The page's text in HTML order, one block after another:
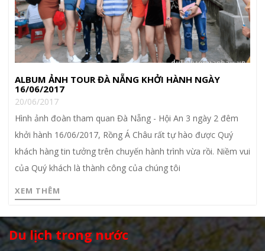
ALBUM ẢNH TOUR ĐÀ NẴNG KHỞI HÀNH NGÀY
16/06/2017
20/06/2017
Hình ảnh đoàn tham quan Đà Nẵng - Hội An 3 ngày 2 đêm
khởi hành 16/06/2017, Rồng Á Châu rất tự hào được Quý
khách hàng tin tưởng trên chuyến hành trình vừa rồi. Niềm vui
của Quý khách là thành công của chúng tôi
XEM THÊM
Du lịch trong nước